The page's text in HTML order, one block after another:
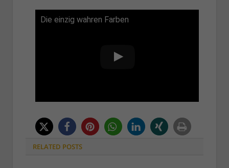
Die einzig wahren Farben
RELATED POSTS